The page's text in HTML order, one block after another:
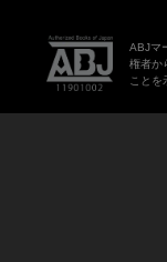
ABJマ
権者か
ことを